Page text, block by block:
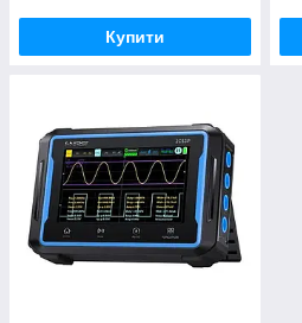
Купити